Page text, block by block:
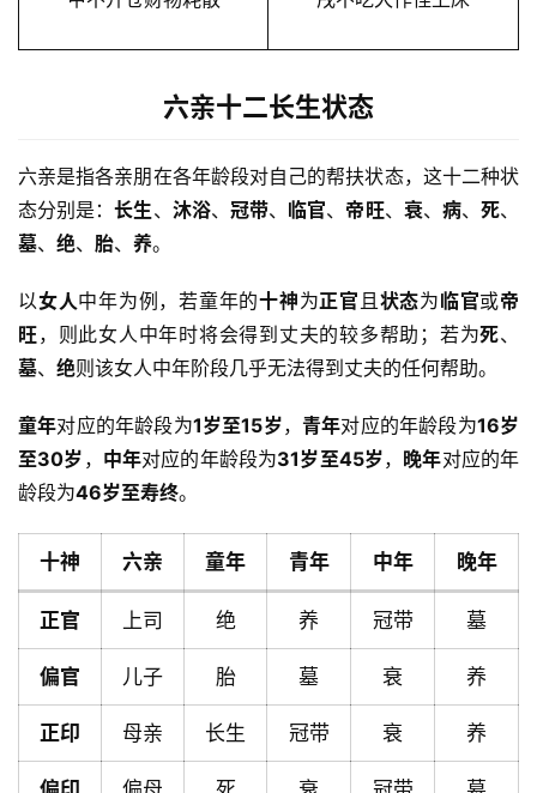
首
六亲十二长生状态
六亲是指各亲朋在各年龄段对自己的帮扶状态，这十二种状
态分别是：长生、 沐浴、 冠带、 临官、 帝旺、 衰、 病、死、
墓、 绝、 胎、 养。
以女人中年为例，若童年的十神为正官且状态为临官或帝
旺，则此女人中年时将会得到丈夫的较多帮助；若为死、
墓、 绝则该女人中年阶段几乎无法得到丈夫的任何帮助。
童年对应的年龄段为1岁至15岁，青年对应的年龄段为16岁
至30岁 ， 中年对应的年龄段为31岁至45岁， 晚年对应的年
龄段为46岁至寿终。
十神 六亲 童年 青年 中年 晚年
正官 上司 绝 养 冠带 墓
偏官 儿子 胎 墓 衰 养
正印 母亲 长生 冠带 衰 养